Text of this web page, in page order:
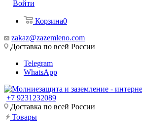
Войти
Корзина0
zakaz@zazemleno.com
Доставка по всей России
Telegram
WhatsApp
+7 9231232089
Доставка по всей России
Товары